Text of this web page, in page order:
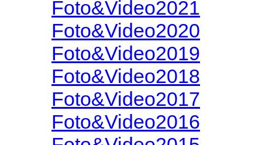
Foto&Video2021
Foto&Video2020
Foto&Video2019
Foto&Video2018
Foto&Video2017
Foto&Video2016